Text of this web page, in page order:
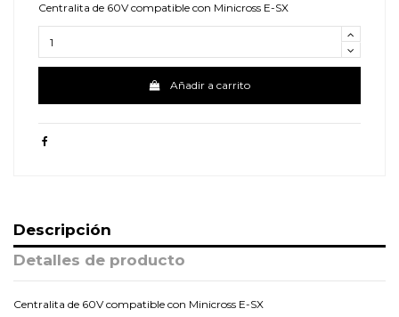
Centralita de 60V compatible con Minicross E-SX
Añadir a carrito
Descripción
Detalles de producto
Centralita de 60V compatible con Minicross E-SX